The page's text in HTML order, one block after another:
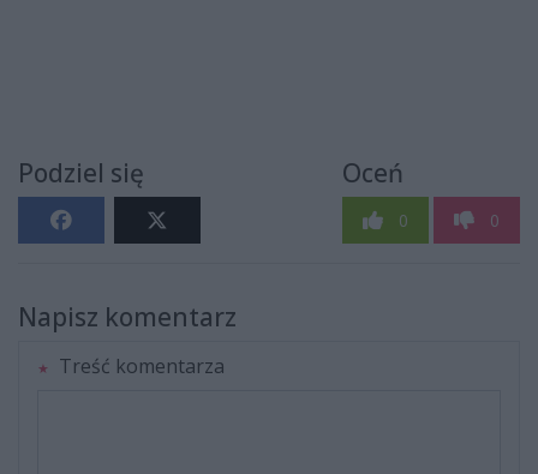
Podziel się Oceń
0 0
Napisz komentarz
Treść komentarza